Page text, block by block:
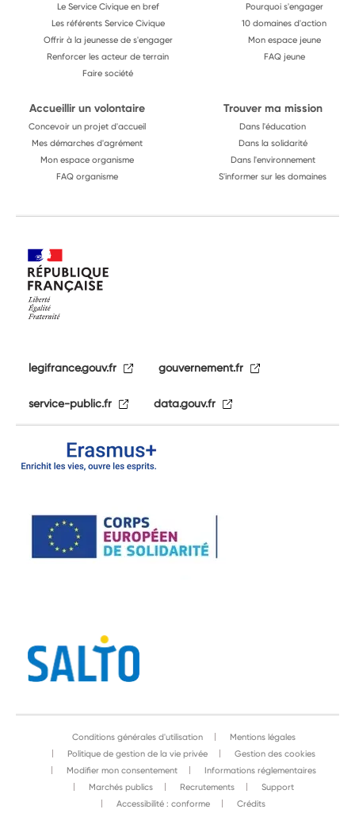
Le Service Civique en bref
Les référents Service Civique
Offrir à la jeunesse de s'engager
Renforcer les acteur de terrain
Faire société
Pourquoi s'engager
10 domaines d'action
Mon espace jeune
FAQ jeune
Accueillir un volontaire
Concevoir un projet d'accueil
Mes démarches d'agrément
Mon espace organisme
FAQ organisme
Trouver ma mission
Dans l'éducation
Dans la solidarité
Dans l'environnement
S'informer sur les domaines
legifrance.gouv.fr gouvernement.fr
service-public.fr data.gouv.fr
Conditions générales d'utilisation
Mentions légales
Politique de gestion de la vie privée
Gestion des cookies
Modifier mon consentement
Informations réglementaires
Marchés publics
Recrutements
Support
Accessibilité : conforme
Crédits